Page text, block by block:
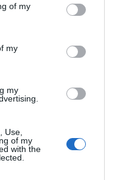
You may click to
its third-party tags to
in below Google
of my
my
my
Use,
of my
with the